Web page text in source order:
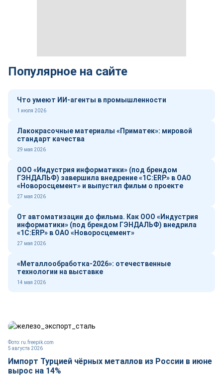
Популярное на сайте
Что умеют ИИ-агенты в промышленности
1 июля 2026
Лакокрасочные материалы «Приматек»: мировой
стандарт качества
29 мая 2026
ООО «Индустрия информатики» (под брендом
ГЭНДАЛЬФ) завершила внедрение «1С:ERP» в ОАО
«Новоросцемент» и выпустил фильм о проекте
27 мая 2026
От автоматизации до фильма. Как ООО «Индустрия
информатики» (под брендом ГЭНДАЛЬФ) внедрила
«1С:ERP» в ОАО «Новоросцемент»
27 мая 2026
«Металлообработка-2026»: отечественные
технологии на выставке
14 мая 2026
5 августа 2026
Фото: ru.freepik.com
Импорт Турцией чёрных металлов из России в июне
вырос на 14%